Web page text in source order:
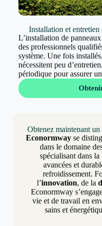
Installation et entretien
L’installation de
des professionnels
système. Une fois
nécessitent peu
périodique pour assurer
Obtenez maintenant
Econormway se
dans le domaine
spécialisant dans
avancées et
refroidissement.
l’innovation, de la
Econormway
vie et de travail en
sains et